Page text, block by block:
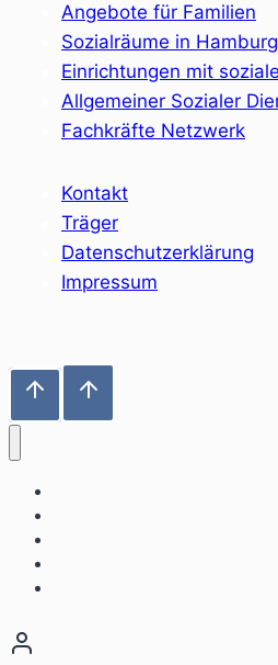
Angebote für Familien
Sozialräume in
Einrichtungen mit
Allgemeiner Sozialer
Fachkräfte Netzwerk
Kontakt
Träger
Datenschutzerklärung
Impressum